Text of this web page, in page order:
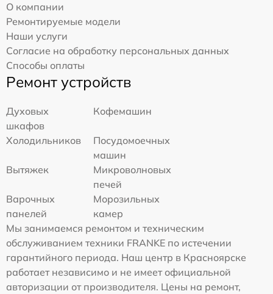
О компании
Ремонтируемые модели
Наши услуги
Согласие на обработку персональных данных
Способы оплаты
Ремонт устройств
Духовых
шкафов
Кофемашин
Холодильников
Посудомоечных
машин
Вытяжек
Микроволновых
печей
Варочных
панелей
Морозильных
камер
Мы занимаемся ремонтом и техническим
обслуживанием техники FRANKE по истечении
гарантийного периода. Наш центр в Красноярске
работает независимо и не имеет официальной
авторизации от производителя. Цены на ремонт,